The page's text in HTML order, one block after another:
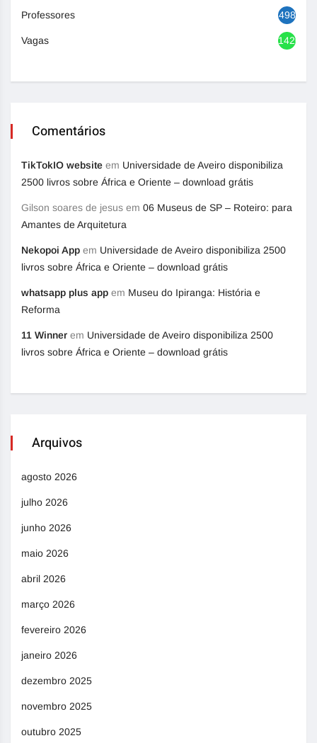
Professores 498
Vagas 1420
Comentários
TikTokIO website em Universidade de Aveiro disponibiliza
2500 livros sobre África e Oriente – download grátis
Gilson soares de jesus em 06 Museus de SP – Roteiro: para
Amantes de Arquitetura
Nekopoi App em Universidade de Aveiro disponibiliza 2500
livros sobre África e Oriente – download grátis
whatsapp plus app em Museu do Ipiranga: História e
Reforma
11 Winner em Universidade de Aveiro disponibiliza 2500
livros sobre África e Oriente – download grátis
Arquivos
agosto 2026
julho 2026
junho 2026
maio 2026
abril 2026
março 2026
fevereiro 2026
janeiro 2026
dezembro 2025
novembro 2025
outubro 2025